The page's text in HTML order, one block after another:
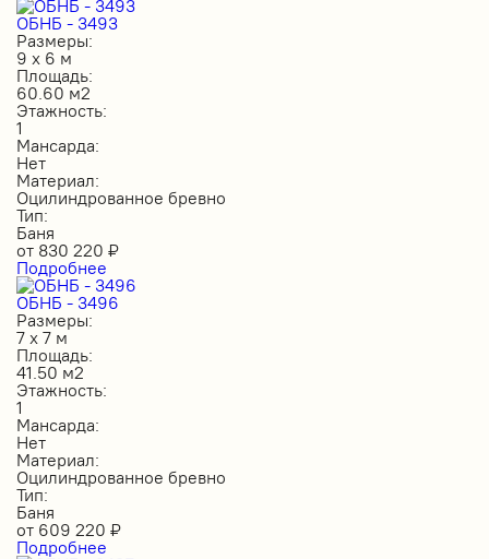
ОБНБ - 3493
Размеры:
9 х 6 м
Площадь:
60.60 м2
Этажность:
1
Мансарда:
Нет
Материал:
Оцилиндрованное бревно
Тип:
Баня
от 830 220 ₽
Подробнее
ОБНБ - 3496
Размеры:
7 х 7 м
Площадь:
41.50 м2
Этажность:
1
Мансарда:
Нет
Материал:
Оцилиндрованное бревно
Тип:
Баня
от 609 220 ₽
Подробнее